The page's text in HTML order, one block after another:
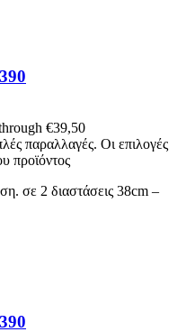
€39,50
παραλλαγές. Οι επιλογές
προϊόντος
σε 2 διαστάσεις 38cm –